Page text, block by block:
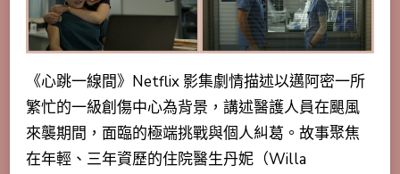
《心跳一線間》Netflix 影集劇情描述以邁阿密一所
繁忙的一級創傷中心為背景，講述醫護人員在颶風
來襲期間，面臨的極端挑戰與個人糾葛。故事聚焦
在年輕、三年資歷的住院醫生丹妮（Willa